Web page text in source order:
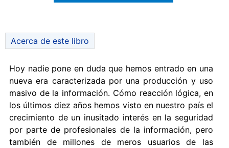
Acerca de este libro
Hoy nadie pone en duda que hemos entrado en una
nueva era caracterizada por una producción y uso
masivo de la información. Cómo reacción lógica, en
los últimos diez años hemos visto en nuestro país el
crecimiento de un inusitado interés en la seguridad
por parte de profesionales de la información, pero
también de millones de meros usuarios de las